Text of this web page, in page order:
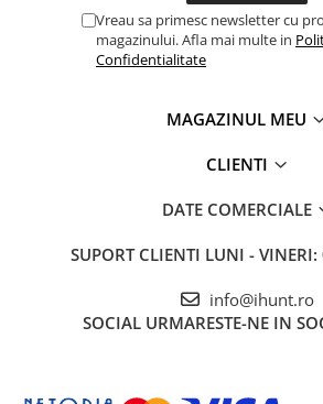
Stații de Încărcare Rezidențiale /
Stații de Încărcare Comerciale /
Adio dureri de
umeri
Descoperă secretul unei
3D combină tehnologia de
tensiunea musculară și
Vreau sa primesc newsletter cu
magazinului. Afla mai multe in
Confidentialitate
MAGAZINUL MEU
CLIENTI
DATE COMERCIALE
SUPORT CLIENTI LUNI -
info@ihunt.ro
SOCIAL URMARESTE-NE IN